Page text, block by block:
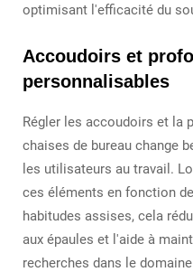
optimisant l'efficacité du
Accoudoirs et
personnalisables
Régler les accoudoirs et la
chaises de bureau change
les utilisateurs au travail.
ces éléments en fonction
habitudes assises, cela
aux épaules et l'aide à
recherches dans le